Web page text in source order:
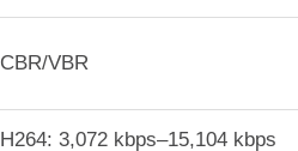
CBR/VBR
H264: 3,072 kbps–15,104 kbps